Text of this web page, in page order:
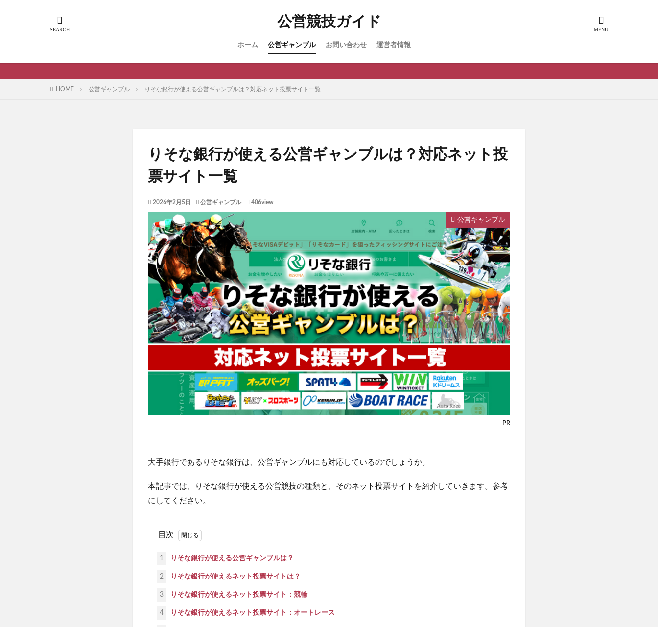
公営競技ガイド
ホーム 公営ギャンブル お問い合わせ 運営者情報
HOME 公営ギャンブル りそな銀行が使える公営ギャンブルは？対応ネット投票サイト一覧
りそな銀行が使える公営ギャンブルは？対応ネット投
票サイト一覧
2026年2月5日 公営ギャンブル 406view
公営ギャンブル
PR
大手銀行であるりそな銀行は、公営ギャンブルにも対応しているのでしょうか。
本記事では、りそな銀行が使える公営競技の種類と、そのネット投票サイトを紹介していきます。参考
にしてください。
目次
1 りそな銀行が使える公営ギャンブルは？
2 りそな銀行が使えるネット投票サイトは？
3 りそな銀行が使えるネット投票サイト：競輪
4 りそな銀行が使えるネット投票サイト：オートレース